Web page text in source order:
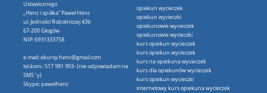
Ustawicznego
„Henc i spółka” Paweł Henc
ul. Jedności Robotniczej 43b
67-200 Głogów
NIP: 6931333758
e-mail: ekursy.henc@gmail.com
tel.kom.: 517 981 903- (nie odpowiadam na
SMS`y)
Skype: pawelhenc
opiekun wycieczek
opiekun wycieczki
opiekunowie wycieczek
opiekunowie wycieczki
kurs opiekun wycieczek
kurs opiekun wycieczek
kurs na opiekuna wycieczek
kurs dla opiekunów wycieczek
kurs opiekun wycieczki
internetowy kurs opiekuna wycieczek